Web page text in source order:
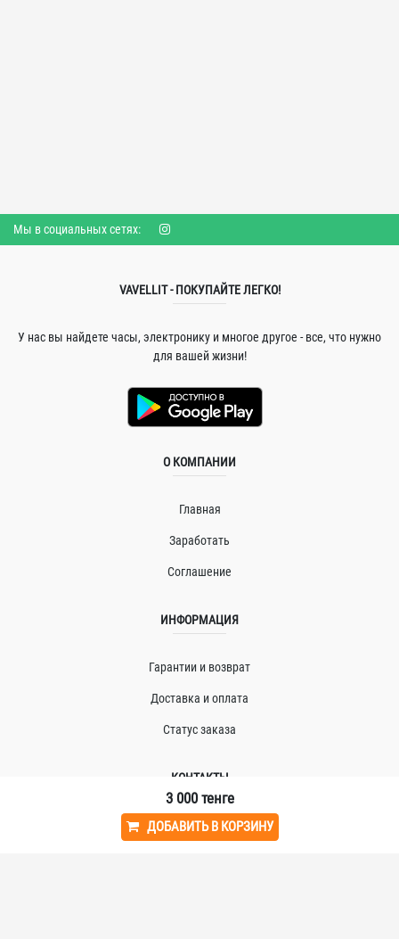
3 000тенге
ДОБАВИТЬ В КОРЗИНУ
Мы в социальных сетях:
VAVELLIT - ПОКУПАЙТЕ ЛЕГКО!
У нас вы найдете часы, электронику и многое другое - все, что нужно
для вашей жизни!
О КОМПАНИИ
Главная
Заработать
Соглашение
ИНФОРМАЦИЯ
Гарантии и возврат
Доставка и оплата
Статус заказа
КОНТАКТЫ
ИП «ВAВЕЛЛИT» (930223201561) г.Тараз, Сулейманова 16